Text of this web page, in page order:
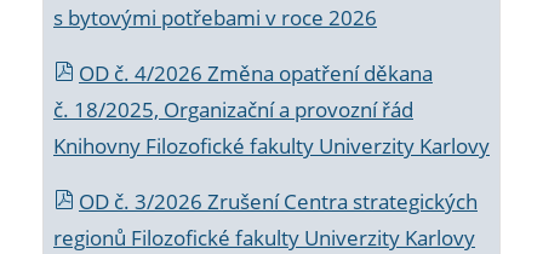
s bytovými potřebami v roce 2026
OD č. 4/2026 Změna opatření děkana
č. 18/2025, Organizační a provozní řád
Knihovny Filozofické fakulty Univerzity Karlovy
OD č. 3/2026 Zrušení Centra strategických
regionů Filozofické fakulty Univerzity Karlovy